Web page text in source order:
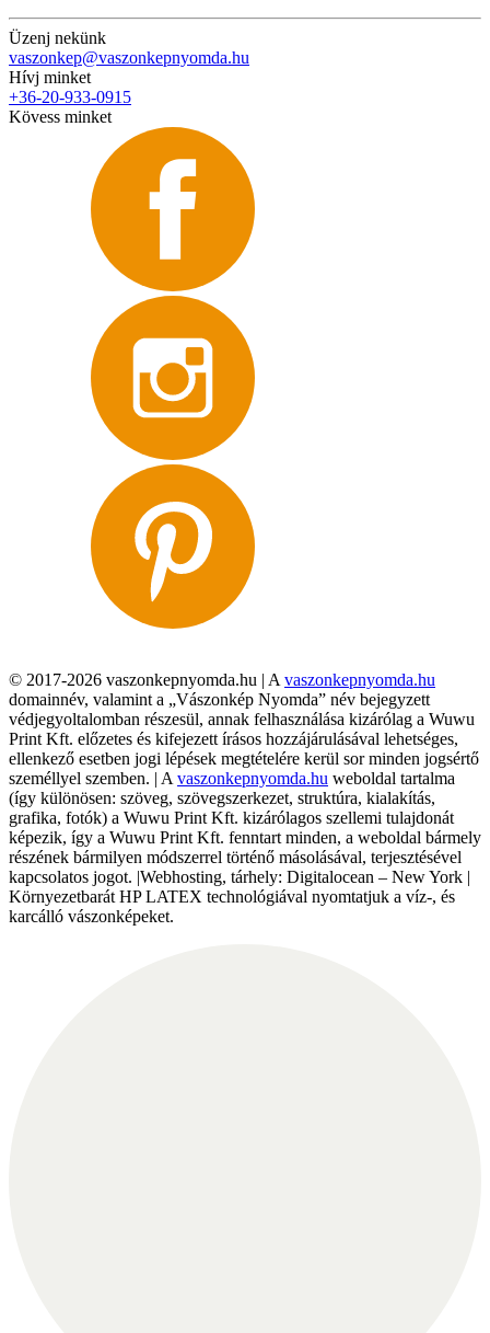
Üzenj nekünk
vaszonkep@vaszonkepnyomda.hu
Hívj minket
+36-20-933-0915
Kövess minket
© 2017-2026 vaszonkepnyomda.hu | A vaszonkepnyomda.hu
domainnév, valamint a „Vászonkép Nyomda” név bejegyzett
védjegyoltalomban részesül, annak felhasználása kizárólag a Wuwu
Print Kft. előzetes és kifejezett írásos hozzájárulásával lehetséges,
ellenkező esetben jogi lépések megtételére kerül sor minden jogsértő
személlyel szemben. | A vaszonkepnyomda.hu weboldal tartalma
(így különösen: szöveg, szövegszerkezet, struktúra, kialakítás,
grafika, fotók) a Wuwu Print Kft. kizárólagos szellemi tulajdonát
képezik, így a Wuwu Print Kft. fenntart minden, a weboldal bármely
részének bármilyen módszerrel történő másolásával, terjesztésével
kapcsolatos jogot. |Webhosting, tárhely: Digitalocean – New York |
Környezetbarát HP LATEX technológiával nyomtatjuk a víz-, és
karcálló vászonképeket.